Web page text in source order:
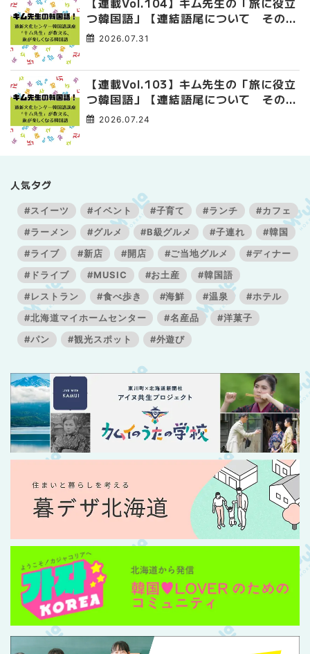
つ韓国語」【連結語尾について その
4】2026.07.31
【連載Vol.103】キム先生の「旅に役立
つ韓国語」【連結語尾について その
3】2026.07.24
人気タグ
#スイーツ #イベント #子育て #ランチ
#カフェ
#ラーメン
#グルメ #B級グルメ #子連れ
#韓国
#ライブ
#新店 #開店 #ご当地グルメ
#ディナー
#ドライブ
#MUSIC #お土産
#韓国語
#レストラン
#食べ歩き #海鮮 #温泉
#ホテル
#北海道マイホームセンター
#名産品
#洋菓子
#パン
#観光スポット #外遊び